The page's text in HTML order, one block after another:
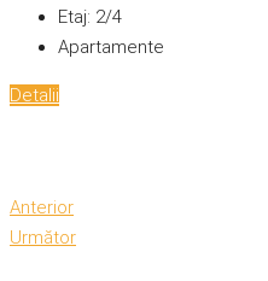
Etaj: 2/4
Apartamente
Detalii
Anterior
Următor